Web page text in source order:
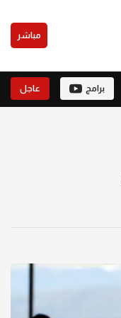
مباشر
برامج عاجل